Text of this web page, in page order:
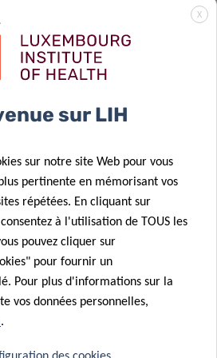
la médecine
personnalisée
lancée
Préparation et
reconfiguration
du paysage
du cancer du
cerveau
Projets de
X
sur LIH
sur notre site Web pour vous
pertinente en mémorisant vos
répétées. En cliquant sur
à l'utilisation de TOUS les
pouvez cliquer sur
pour fournir un
Pour plus d'informations sur la
vos données personnelles,
.